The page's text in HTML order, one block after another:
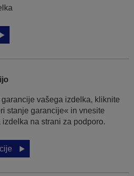
vašega izdelka, kliknite
stanje garancije« in vnesite
na strani za podporo.